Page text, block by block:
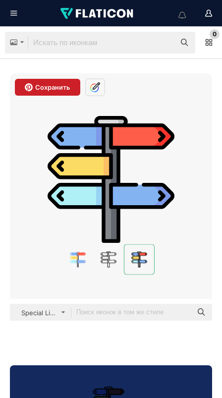
0
Сохранить
Special Lineal color